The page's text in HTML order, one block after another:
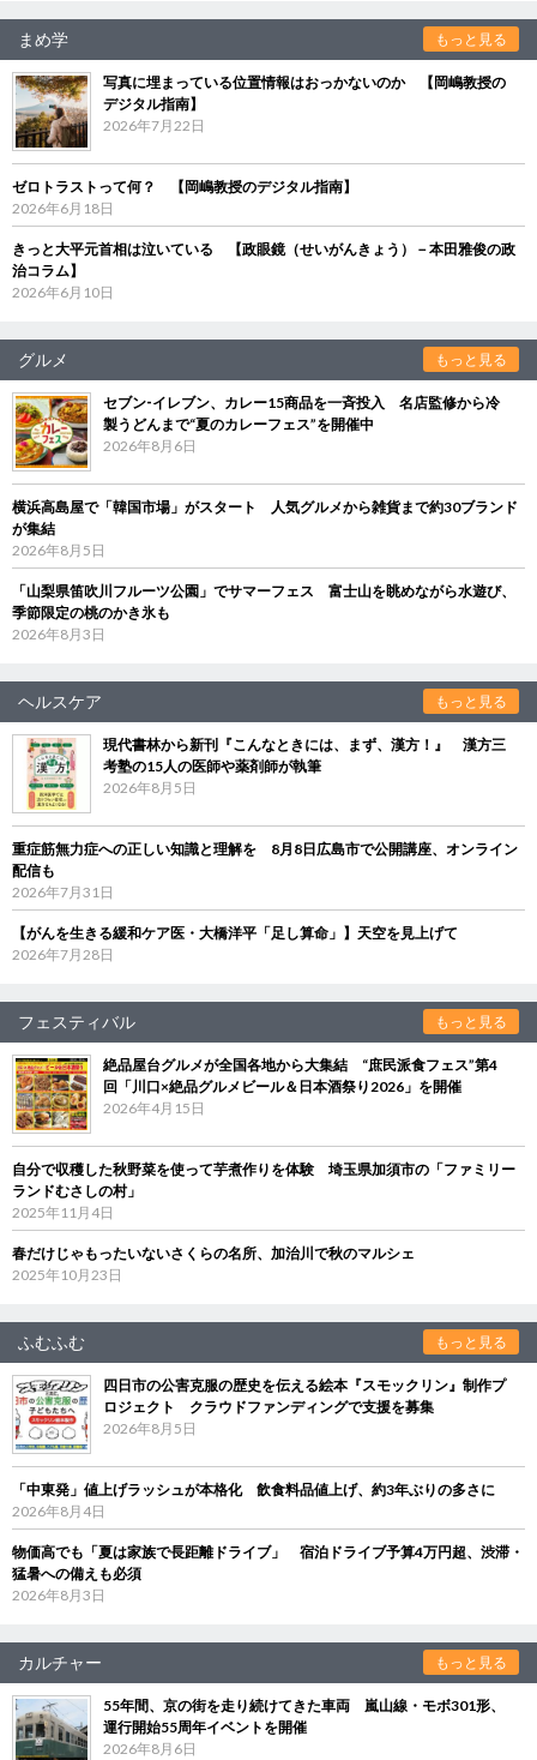
まめ学 もっと見る
写真に埋まっている位置情報はおっかないのか 【岡嶋教授の
デジタル指南】
2026年7月22日
ゼロトラストって何？ 【岡嶋教授のデジタル指南】
2026年6月18日
きっと大平元首相は泣いている 【政眼鏡（せいがんきょう）－本田雅俊の政
治コラム】
2026年6月10日
グルメ もっと見る
セブン‐イレブン、カレー15商品を一斉投入 名店監修から冷
製うどんまで“夏のカレーフェス”を開催中
2026年8月6日
横浜高島屋で「韓国市場」がスタート 人気グルメから雑貨まで約30ブランド
が集結
2026年8月5日
「山梨県笛吹川フルーツ公園」でサマーフェス 富士山を眺めながら水遊び、
季節限定の桃のかき氷も
2026年8月3日
ヘルスケア もっと見る
現代書林から新刊『こんなときには、まず、漢方！』 漢方三
考塾の15人の医師や薬剤師が執筆
2026年8月5日
重症筋無力症への正しい知識と理解を 8月8日広島市で公開講座、オンライン
配信も
2026年7月31日
【がんを生きる緩和ケア医・大橋洋平「足し算命」】天空を見上げて
2026年7月28日
フェスティバル もっと見る
絶品屋台グルメが全国各地から大集結 “庶民派食フェス”第4
回「川口×絶品グルメビール＆日本酒祭り2026」を開催
2026年4月15日
自分で収穫した秋野菜を使って芋煮作りを体験 埼玉県加須市の「ファミリー
ランドむさしの村」
2025年11月4日
春だけじゃもったいないさくらの名所、加治川で秋のマルシェ
2025年10月23日
ふむふむ もっと見る
四日市の公害克服の歴史を伝える絵本『スモックリン』制作プ
ロジェクト クラウドファンディングで支援を募集
2026年8月5日
「中東発」値上げラッシュが本格化 飲食料品値上げ、約3年ぶりの多さに
2026年8月4日
物価高でも「夏は家族で長距離ドライブ」 宿泊ドライブ予算4万円超、渋滞・
猛暑への備えも必須
2026年8月3日
カルチャー もっと見る
55年間、京の街を走り続けてきた車両 嵐山線・モボ301形、
運行開始55周年イベントを開催
2026年8月6日